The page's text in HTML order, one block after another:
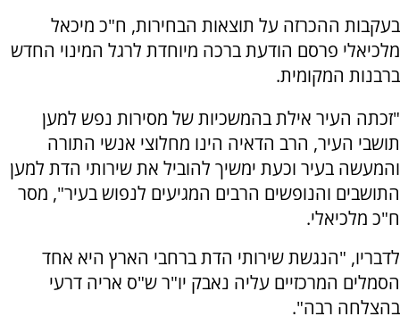
בעקבות ההכרזה על תוצאות הבחירות, ח"כ מיכאל
מלכיאלי פרסם הודעת ברכה מיוחדת לרגל המינוי החדש
ברבנות המקומית.
"זכתה העיר אילת בהמשכיות של מסירות נפש למען
תושבי העיר, הרב הדאיה הינו מחלוצי אנשי התורה
והמעשה בעיר וכעת ימשיך להוביל את שירותי הדת למען
התושבים והנופשים הרבים המגיעים לנפוש בעיר", מסר
ח"כ מלכיאלי.
לדבריו, "הנגשת שירותי הדת ברחבי הארץ היא אחד
הסמלים המרכזיים עליה נאבק יו"ר ש"ס אריה דרעי
בהצלחה רבה".